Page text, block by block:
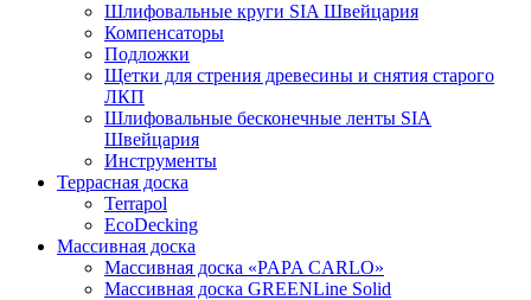
Шлифовальные круги SIA Швейцария
Компенсаторы
Подложки
Щетки для стрения древесины и снятия старого
ЛКП
Шлифовальные бесконечные ленты SIA
Швейцария
Инструменты
Террасная доска
Terrapol
EcoDecking
Массивная доска
Массивная доска «PAPA CARLO»
Массивная доска GREENLine Solid